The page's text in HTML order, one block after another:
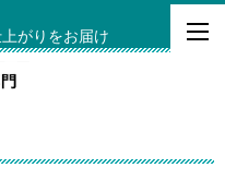
がりをお届け